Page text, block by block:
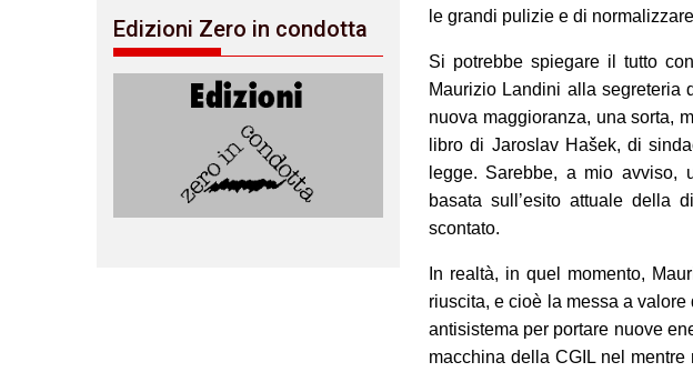
le grandi pulizie e di
Si potrebbe spiegare il tutto
Maurizio Landini alla segreteria
nuova maggioranza, una sorta,
libro di Jaroslav Hašek, di
legge. Sarebbe, a mio avviso,
basata sull’esito attuale della
scontato.
In realtà, in quel momento,
riuscita, e cioè la messa a
antisistema per portare nuove
macchina della CGIL nel
Edizioni Zero in condotta